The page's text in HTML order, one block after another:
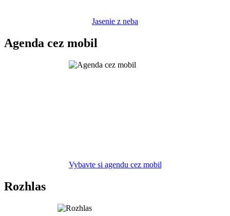
Jasenie z neba
Agenda cez mobil
Vybavte si agendu cez mobil
Rozhlas